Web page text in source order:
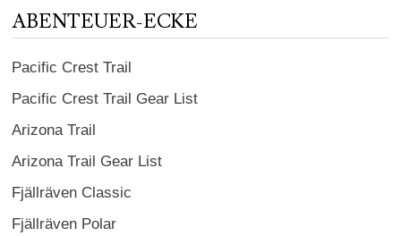
ABENTEUER-ECKE
Pacific Crest Trail
Pacific Crest Trail Gear List
Arizona Trail
Arizona Trail Gear List
Fjällräven Classic
Fjällräven Polar